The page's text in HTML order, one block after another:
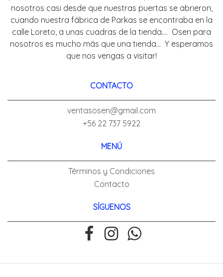
nosotros casi desde que nuestras puertas se abrieron,
cuando nuestra fábrica de Parkas se encontraba en la
calle Loreto, a unas cuadras de la tienda.... Osen para
nosotros es mucho más que una tienda... Y esperamos
que nos vengas a visitar!
CONTACTO
ventasosen@gmail.com
+56 22 737 5922
MENÚ
Términos y Condiciones
Contacto
SÍGUENOS